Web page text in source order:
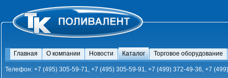
Главная О компании Новости Каталог Торговое оборудование
Телефон: +7 (495) 305-59-71, +7 (495) 305-59-91, +7 (499) 372-49-36, +7